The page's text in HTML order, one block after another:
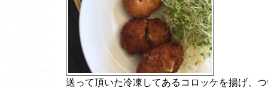
送って頂いた冷凍してあるコロッケを揚げ、